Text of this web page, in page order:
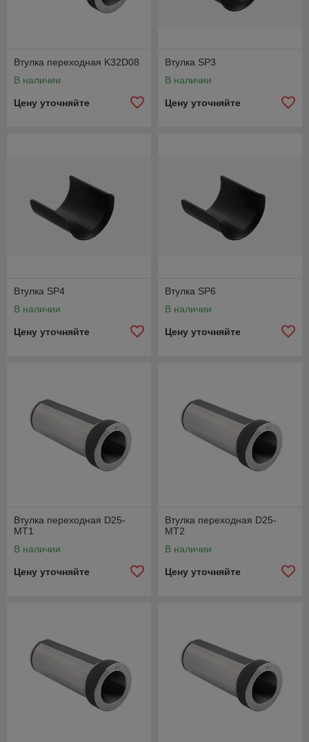
который фиксирует заготовку.
сталь или титан.
Примеры применения:
Оправки для закрепления заготовок в
токарных станках.
Втулка переходная K32D08
В наличии
Цену уточняйте
Втулка SP3
В наличии
Цену уточняйте
Втулка SP4
В наличии
Цену уточняйте
Втулка SP6
В наличии
Цену уточняйте
Втулка переходная D25-
MT1
В наличии
Цену уточняйте
Втулка переходная D25-
MT2
В наличии
Цену уточняйте